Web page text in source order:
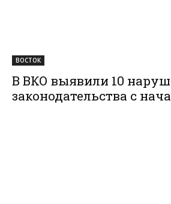
ВОСТОК
В ВКО выявили 10
законодательства с